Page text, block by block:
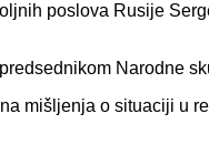
poslova Rusije
Narodne
mišljenja o situaciji u